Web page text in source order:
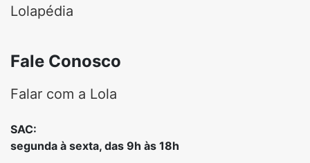
Lolapédia
Fale Conosco
Falar com a Lola
SAC:
segunda à sexta, das 9h às 18h